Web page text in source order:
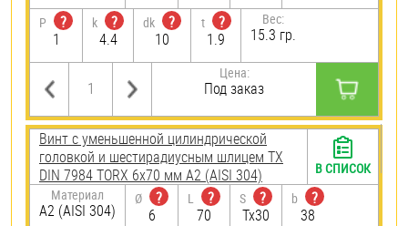
P
?
1
k
?
4.4
dk
?
10
t
?
1.9
Вес:
15.3 гр.
Цена:
Под заказ
Винт с уменьшенной цилиндрической
головкой и шестирадиусным шлицем TX
DIN 7984 TORX 6х70 мм А2 (AISI 304)
Материал
А2 (AISI 304)
Ø
?
6
L
?
70
S
?
Tx30
b
?
38
В СПИСОК